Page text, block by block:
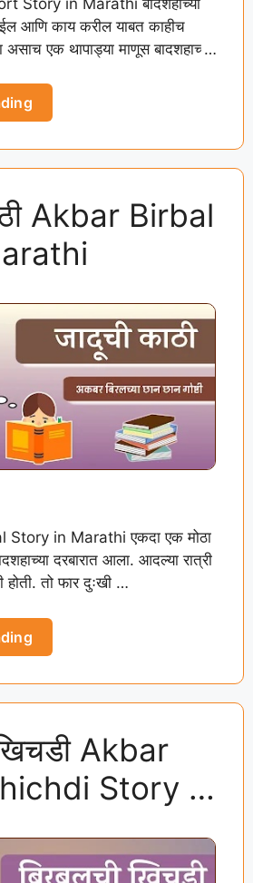
आणि काय करील याबत काहीच
एक थापाड्या माणूस बादशहाच्या
Akbar Birbal
in Marathi एकदा एक मोठा
दरबारात आला. आदल्या रात्री
होती. तो फार दुःखी …
Akbar
Story in